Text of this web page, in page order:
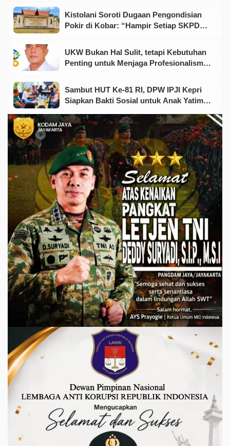
Kistolani Soroti Dugaan Pengondisian
Pokir di Kobar: “Hampir Setiap SKPD
UKW Bukan Hal Sulit, tetapi Kebutuhan
Penting untuk Menjaga Profesionalisme
Sambut HUT Ke-81 RI, DPW IPJI Kepri
Siapkan Bakti Sosial untuk Anak Yatim